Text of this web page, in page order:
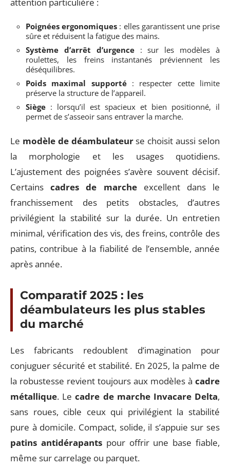
Poignées ergonomiques : elles garantissent une prise
sûre et réduisent la fatigue des mains.
Système d’arrêt d’urgence: sur les modèles à
roulettes, les freins instantanés préviennent les
déséquilibres.
Poids maximal supporté: respecter cette limite
préserve la structure de l’appareil.
Siège : lorsqu’il est spacieux et bien positionné, il
permet de s’asseoir sans entraver la marche.
Le modèle de déambulateurse choisit aussi selon
la morphologie et les usages quotidiens.
L’ajustement des poignées s’avère souvent décisif.
Certainscadres de marcheexcellent dans le
franchissement des petits obstacles, d’autres
privilégient la stabilité sur la durée. Un entretien
minimal, vérification des vis, des freins, contrôle des
patins, contribue à la fiabilité de l’ensemble, année
après année.
Comparatif 2025 : les
déambulateurs les plus stables
du marché
Les fabricants redoublent d’imagination pour
conjuguer sécurité et stabilité. En 2025, la palme de
la robustesse revient toujours aux modèles à cadre
métallique. Lecadre de marche Invacare Delta,
sans roues, cible ceux qui privilégient la stabilité
pure à domicile. Compact, solide, il s’appuie sur ses
patins antidérapantspour offrir une base fiable,
même sur carrelage ou parquet.